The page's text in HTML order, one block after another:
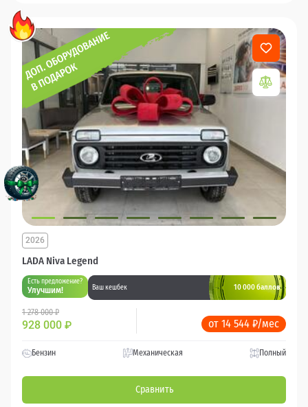
LADA Niva Legend
2026
Есть предложение?
Улучшим! Ваш кешбек 10 000 баллов
1 278 000 ₽
928 000 ₽ от 14 544 ₽/мес
Бензин Механическая Полный
Сравнить